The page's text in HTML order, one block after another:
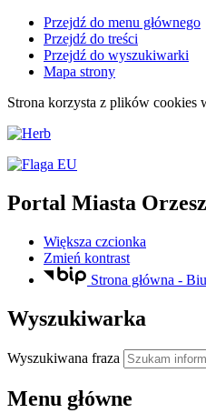
Przejdź do menu głównego
Przejdź do treści
Przejdź do wyszukiwarki
Mapa strony
Strona korzysta z plików cookies
Portal Miasta
Większa czcionka
Zmień kontrast
Strona główna -
Wyszukiwarka
Wyszukiwana fraza
Menu główne